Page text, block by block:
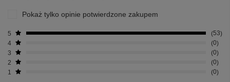
Pokaż tylko opinie potwierdzone zakupem
5
53
4
0
3
0
2
0
1
0